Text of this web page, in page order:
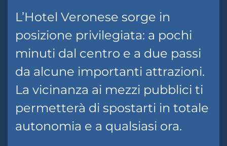
L’Hotel Veronese sorge in
posizione privilegiata: a pochi
minuti dal centro e a due passi
da alcune importanti attrazioni.
La vicinanza ai mezzi pubblici ti
permetterà di spostarti in totale
autonomia e a qualsiasi ora.